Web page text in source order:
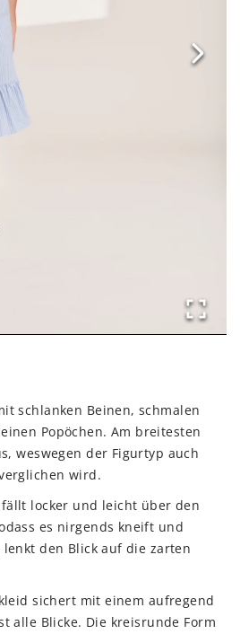
schlanken Beinen, schmalen
Popöchen. Am breitesten
weswegen der Figurtyp auch
wird.
fällt locker und leicht über den
es nirgends kneift und
den Blick auf die zarten
sichert mit einem aufregend
alle Blicke. Die kreisrunde Form